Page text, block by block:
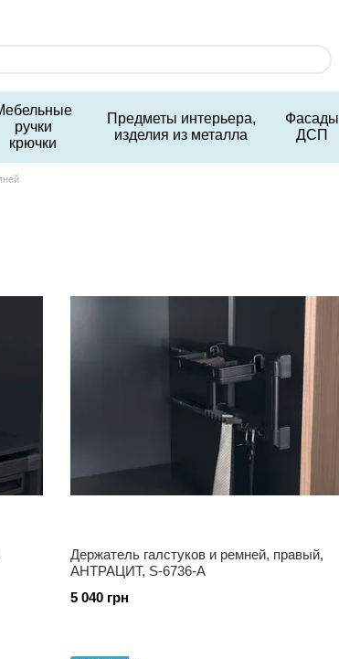
ручки
крючки
Предметы интерьера,
изделия из металла
Фасады
ДСП
Держатель галстуков и ремней, правый,
АНТРАЦИТ, S-6736-А
5 040 грн